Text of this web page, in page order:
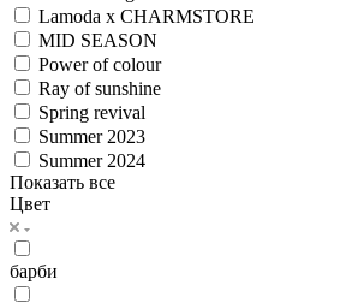
Lamoda x CHARMSTORE
MID SEASON
Power of colour
Ray of sunshine
Spring revival
Summer 2023
Summer 2024
Показать все
Цвет
барби